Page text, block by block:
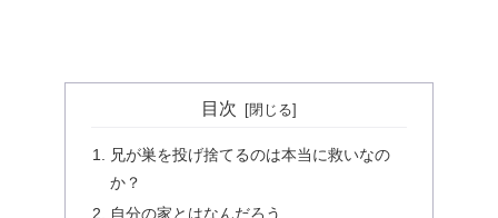
目次
兄が巣を投げ捨てるのは本当に救いなの
か？
自分の家とはなんだろう